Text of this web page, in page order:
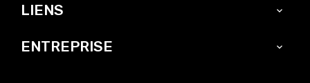
LIENS 
ENTREPRISE 